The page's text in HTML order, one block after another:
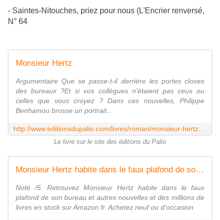
- Saintes-Nitouches, priez pour nous (L'Encrier renversé,
N° 64
Monsieur Hertz
Argumentaire Que se passe-t-il derrière les portes closes
des bureaux ?Et si vos collègues n'étaient pas ceux ou
celles que vous croyez ? Dans ces nouvelles, Philippe
Benhamou brosse un portrait...
Le livre sur le site des éditions du Palio
Monsieur Hertz habite dans le faux plafond de son bureau et autres nouvelles
Noté /5. Retrouvez Monsieur Hertz habite dans le faux
plafond de son bureau et autres nouvelles et des millions de
livres en stock sur Amazon.fr. Achetez neuf ou d'occasion